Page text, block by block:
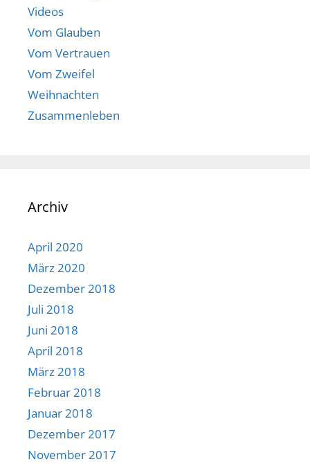
Videos
Vom Glauben
Vom Vertrauen
Vom Zweifel
Weihnachten
Zusammenleben
Archiv
April 2020
März 2020
Dezember 2018
Juli 2018
Juni 2018
April 2018
März 2018
Februar 2018
Januar 2018
Dezember 2017
November 2017